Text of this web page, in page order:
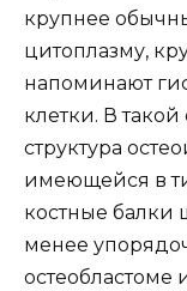
крупнее
цитоплазму,
напоминают
клетки. В
структура
имеющейся в
костные балки
менее
остеобластоме